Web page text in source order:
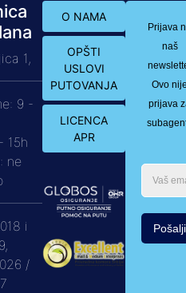
1,
9 -
15h
ne
i
/
O NAMA
OPŠTI
USLOVI
PUTOVANJA
LICENCA
APR
Prijava
naš
Ovo
prijava
Pošalji